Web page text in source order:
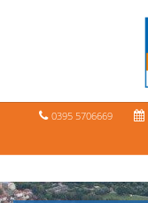
0395 5706669